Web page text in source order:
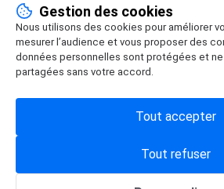
Gestion des cookies
Nous utilisons des cookies pour améliorer
mesurer l’audience et vous proposer des
données personnelles sont protégées et
partagées sans votre accord.
Tout refuser
Tout accepter